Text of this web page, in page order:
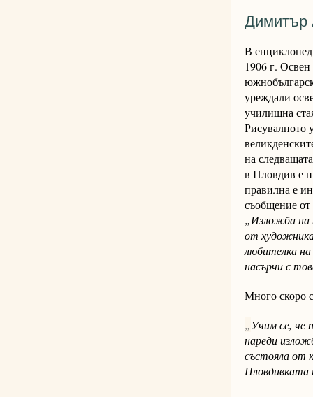
Димитър
В
1906 г.
уреждали
училищна
Рисувалното
на
в Пловдив е
правилна е
съобщение от
„Изложба на
от
любителка
насърчи с
Много скоро
„Учим се, че
нареди
състояла от
Пловдивката